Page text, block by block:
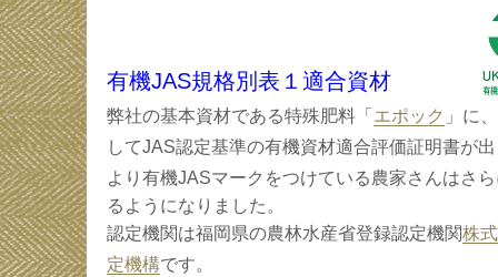
有機JAS規格別表１適合資材
弊社の基本資材である特殊肥料「 エポック 」に、
してJAS認定基準の有機資材適合評価証明書が
より 有機JASマークをつけている農家さんはさ
るようになりました。
認定機関は福岡県の農林水産省登録認定機関株
定機構です。